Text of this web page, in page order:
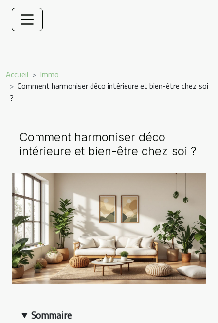
Accueil
Immo
Comment harmoniser déco intérieure et bien-être chez soi
?
Comment harmoniser déco
intérieure et bien-être chez soi ?
Sommaire